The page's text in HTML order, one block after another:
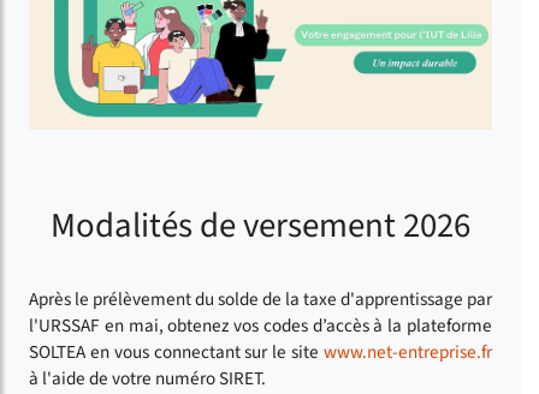
Modalités de versement 2026
Après le prélèvement du solde de la taxe d'apprentissage par
l'URSSAF en mai, obtenez vos codes d’accès à la plateforme
SOLTEA en vous connectant sur le site www.net-entreprise.fr
à l'aide de votre numéro SIRET.